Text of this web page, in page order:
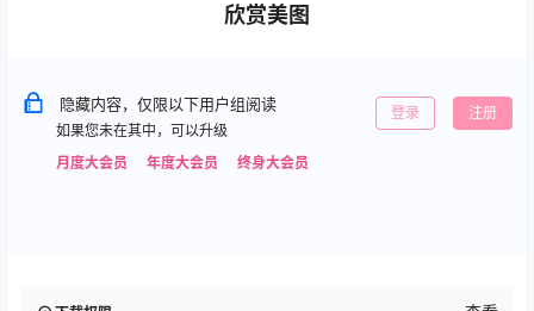
欣赏美图
隐藏内容，仅限以下用户组阅读
如果您未在其中，可以升级
月度大会员
年度大会员 终身大会员
登录 注册